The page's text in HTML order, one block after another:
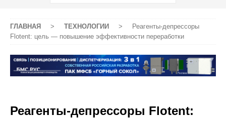
ГЛАВНАЯ > ТЕХНОЛОГИИ >
Реагенты-депрессоры
Flotent: цель — повышение эффективности переработки
Реагенты-депрессоры Flotent: